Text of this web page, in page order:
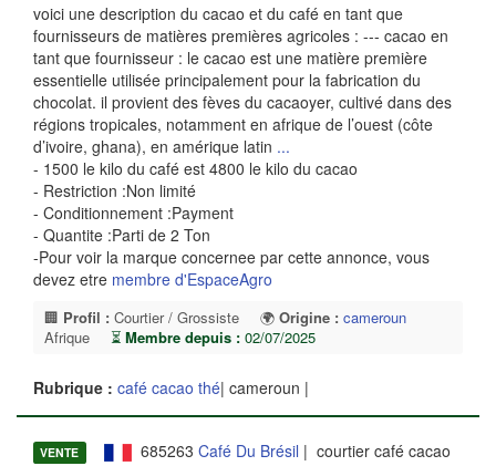
voici une description du cacao et du café en tant que
fournisseurs de matières premières agricoles : --- cacao en
tant que fournisseur : le cacao est une matière première
essentielle utilisée principalement pour la fabrication du
chocolat. il provient des fèves du cacaoyer, cultivé dans des
régions tropicales, notamment en afrique de l’ouest (côte
d’ivoire, ghana), en amérique latin ...
- 1500 le kilo du café est 4800 le kilo du cacao
- Restriction :Non limité
- Conditionnement :Payment
- Quantite :Parti de 2 Ton
-Pour voir la marque concernee par cette annonce, vous
devez etre membre d'EspaceAgro
🏢 Profil : Courtier / Grossiste 🌍 Origine : cameroun
Afrique
⏳ Membre depuis : 02/07/2025
Rubrique : café cacao thé| cameroun |
VENTE 685263 Café Du Brésil | courtier café cacao